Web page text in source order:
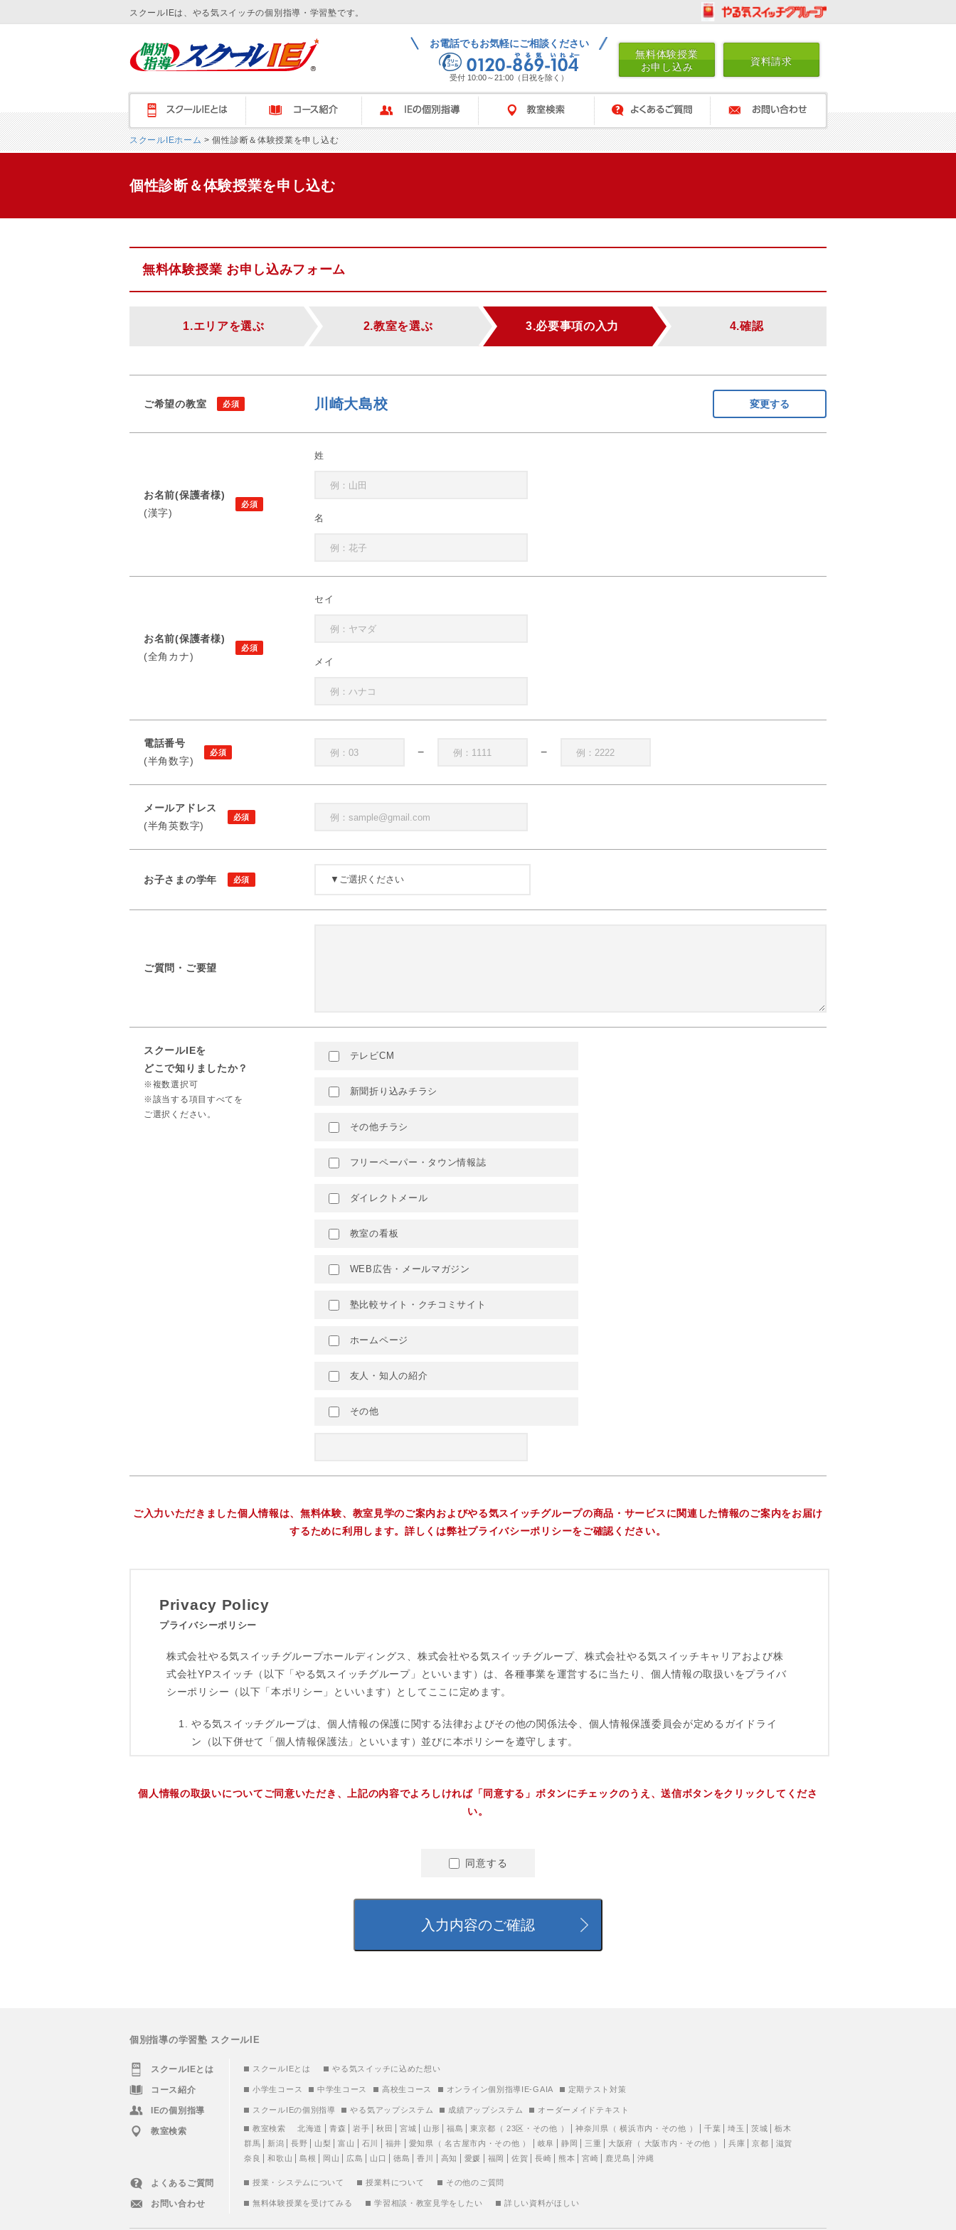
スクールIEは、やる気スイッチの個別指導・学習塾です。
お電話でもお気軽にご相談ください
受付 10:00～21:00（日祝を除く）
無料体験授業
お申し込み
資料請求
スクールＩＥとは コース紹介 IEの個別指導 教室検索 よくあるご質問 お問い合わせ
スクールIEホーム> 個性診断＆体験授業を申し込む
個性診断＆体験授業を申し込む
無料体験授業 お申し込みフォーム
1.エリアを選ぶ 2.教室を選ぶ 3.必要事項の入力 4.確認
ご希望の教室 川崎大島校 変更する
お名前(保護者様)
(漢字)
姓
名
お名前(保護者様)
(全角カナ)
セイ
メイ
電話番号
(半角数字)
− −
メールアドレス
(半角英数字)
お子さまの学年
ご質問・ご要望
スクールIEを
どこで知りましたか？
※複数選択可
※該当する項目すべてを
ご選択ください。
テレビCM
新聞折り込みチラシ
その他チラシ
フリーペーパー・タウン情報誌
ダイレクトメール
教室の看板
WEB広告・メールマガジン
塾比較サイト・クチコミサイト
ホームページ
友人・知人の紹介
その他
ご入力いただきました個人情報は、無料体験、教室見学のご案内およびやる気スイッチグループの商品・サービスに関連した情報のご案内をお届け
するために利用します。詳しくは弊社プライバシーポリシーをご確認ください。
個人情報の取扱いについてご同意いただき、上記の内容でよろしければ「同意する」ボタンにチェックのうえ、送信ボタンをクリックしてくださ
い。
同意する
個別指導の学習塾 スクールIE
スクールIEとは スクールIEとは やる気スイッチに込めた想い
コース紹介 小学生コース 中学生コース 高校生コース オンライン個別指導IE-GAIA 定期テスト対策
IEの個別指導 スクールIEの個別指導 やる気アップシステム 成績アップシステム オーダーメイドテキスト
教室検索 教室検索 北海道 青森 岩手 秋田 宮城 山形 福島 東京都 （ 23区 ・ その他 ） 神奈川県 （横浜市内 ・ その他 ） 千葉 埼玉 茨城
栃木
群馬
新潟 長野 山梨 富山 石川 福井 愛知県 （名古屋市内 ・ その他 ） 岐阜 静岡 三重 大阪府 （ 大阪市内 ・ その他 ） 兵庫 京都
滋賀
奈良
和歌山 島根 岡山 広島 山口 徳島 香川 高知 愛媛 福岡 佐賀 長崎 熊本 宮崎 鹿児島 沖縄
よくあるご質問 授業・システムについて 授業料について その他のご質問
お問い合わせ 無料体験授業を受けてみる 学習相談・教室見学をしたい 詳しい資料がほしい